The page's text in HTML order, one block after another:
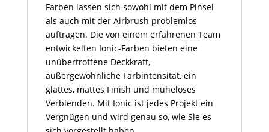
Farben lassen sich sowohl mit dem Pinsel
als auch mit der Airbrush problemlos
auftragen. Die von einem erfahrenen Team
entwickelten Ionic-Farben bieten eine
unübertroffene Deckkraft,
außergewöhnliche Farbintensität, ein
glattes, mattes Finish und müheloses
Verblenden. Mit Ionic ist jedes Projekt ein
Vergnügen und wird genau so, wie Sie es